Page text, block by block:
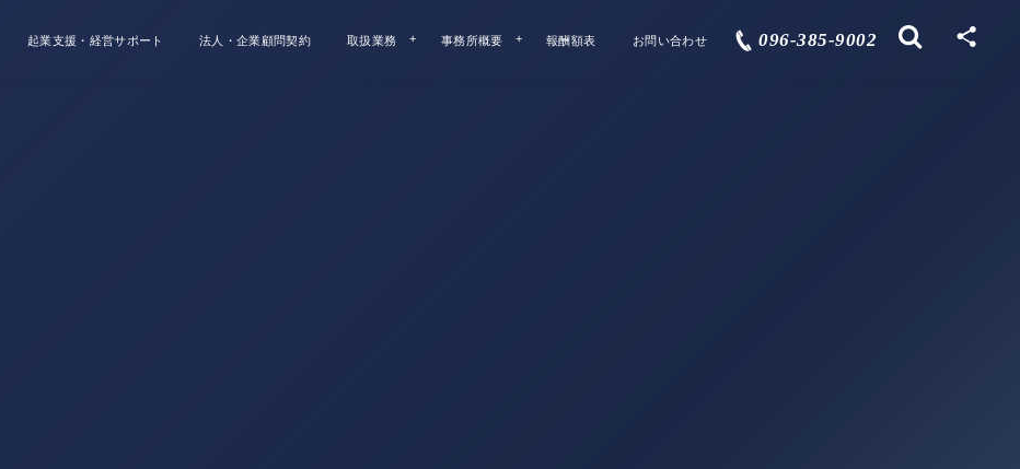
起業支援・経営サポート 法人・企業顧問契約 取扱業務 事務所概要 報酬額表 お問い合わせ 096-385-9002